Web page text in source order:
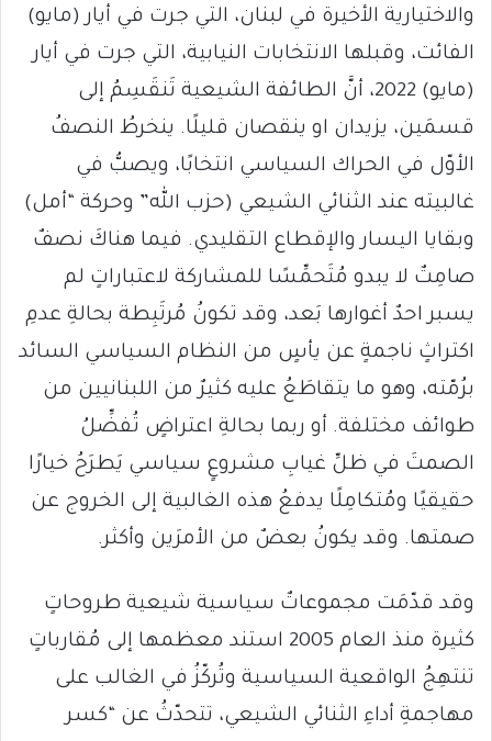
والاختيارية الأخيرة في لبنان، التي جرت في أيار (مايو)
الفائت، وقبلها الانتخابات النيابية، التي جرت في أيار
(مايو) 2022، أنَّ الطائفة الشيعية تَنقَسِمُ إلى
قسمَين، يزيدان او ينقصان قليلًا. ينخرطُ النصفُ
الأوّل في الحراك السياسي انتخابًا، ويصبُّ في
غالبيته عند الثنائي الشيعي (حزب الله” وحركة “أمل)
وبقايا اليسار والإقطاع التقليدي. فيما هناكَ نصفٌ
صامِتٌ لا يبدو مُتَحمِّسًا للمشاركة لاعتباراتٍ لم
يسبر احدٌ أغوارها بَعد، وقد تكونُ مُرتَبِطة بحالةِ عدمِ
اكتراثٍ ناجمةٍ عن يأسٍ من النظام السياسي السائد
برُمّته، وهو ما يتقاطَعُ عليه كثيرٌ من اللبنانيين من
طوائف مختلفة. أو ربما بحالةِ اعتراضٍ تُفضِّلُ
الصمتَ في ظلِّ غيابِ مشروعٍ سياسي يَطرَحُ خيارًا
حقيقيًا ومُتكامِلًا يدفعُ هذه الغالبية إلى الخروج عن
صمتها. وقد يكونُ بعضٌ من الأمرَين وأكثر.
وقد قدّمَت مجموعاتٌ سياسية شيعية طروحاتٍ
كثيرة منذ العام 2005 استند معظمها إلى مُقارباتٍ
تنتهِجُ الواقعية السياسية وتُركّزُ في الغالب على
مهاجمةِ أداءِ الثنائي الشيعي، تتحدّثُ عن “كسر